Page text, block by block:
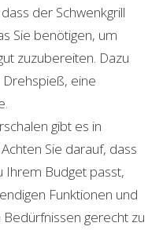
der Schwenkgrill
Sie benötigen, um
zuzubereiten. Dazu
eine
gibt es in
Sie darauf, dass
Ihrem Budget passt,
Funktionen und
gerecht zu